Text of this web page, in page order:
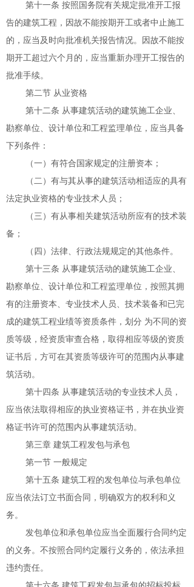
第十一条 按照国务院有关规定批准开工报
告的建筑工程，因故不能按期开工或者中止施工
的，应当及时向批准机关报告情况。因故不能按
期开工超过六个月的，应当重新办理开工报告的
批准手续。
第二节 从业资格
第十二条 从事建筑活动的建筑施工企业、
勘察单位、设计单位和工程监理单位，应当具备
下列条件：
（一）有符合国家规定的注册资本；
（二）有与其从事的建筑活动相适应的具有
法定执业资格的专业技术人员；
（三）有从事相关建筑活动所应有的技术装
备；
（四）法律、行政法规规定的其他条件。
第十三条 从事建筑活动的建筑施工企业、
勘察单位、设计单位和工程监理单位，按照其拥
有的注册资本、专业技术人员、技术装备和已完
成的建筑工程业绩等资质条件，划分 为不同的资
质等级，经资质审查合格，取得相应等级的资质
证书后，方可在其资质等级许可的范围内从事建
筑活动。
第十四条 从事建筑活动的专业技术人员，
应当依法取得相应的执业资格证书，并在执业资
格证书许可的范围内从事建筑活动。
第三章 建筑工程发包与承包
第一节 一般规定
第十五条 建筑工程的发包单位与承包单位
应当依法订立书面合同，明确双方的权利和义
务。
发包单位和承包单位应当全面履行合同约定
的义务。不按照合同约定履行义务的，依法承担
违约责任。